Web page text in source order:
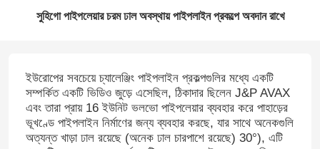
সুহিগো পাইপলেয়ার চরম ঢাল অবস্থায় পাইপলাইন প্রকল্পে অবদান রাখে
ইউরোপের সবচেয়ে চ্যালেঞ্জিং পাইপলাইন প্রকল্পগুলির মধ্যে একটি
সম্পর্কিত একটি ভিডিও জুড়ে এসেছিল, ঠিকাদার ছিলেন J&P AVAX
এবং তারা প্রায় 16 ইউনিট ভলভো পাইপলেয়ার ব্যবহার করে পাহাড়ের
ভূখণ্ডে পাইপলাইন নির্মাণের জন্য ব্যবহার করছে, যার সাথে অনেকগুলি
অত্যন্ত খাড়া ঢাল রয়েছে (অনেক ঢাল চারপাশে রয়েছে) 30°), এটি